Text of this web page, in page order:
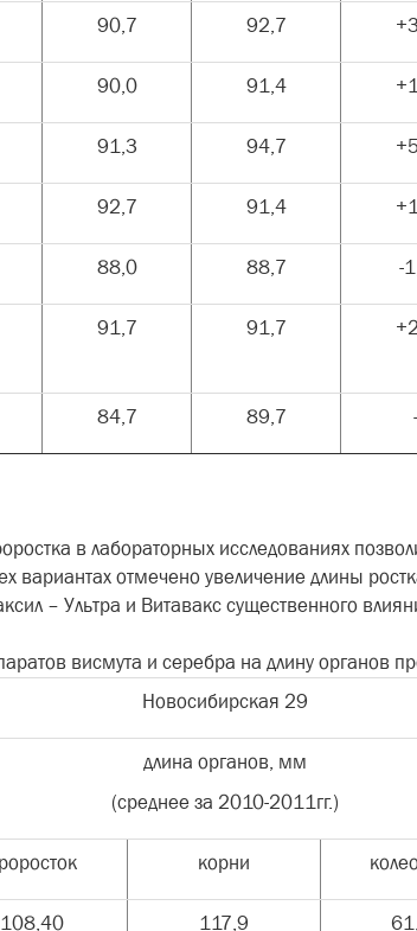
90,7 92,7
90,0 91,4
91,3 94,7
92,7 91,4
88,0 88,7 -
91,7 91,7
84,7 89,7 -
в лабораторных исследованиях
вариантах отмечено увеличение длины
– Ультра и Витавакс существенного
висмута и серебра на длину
Новосибирская 29
длина органов, мм
(среднее за 2010-2011гг.)
корни
108,40 117,9